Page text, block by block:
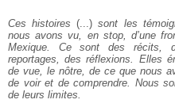
Ces histoires (...)sont les
nous avons vu, en stop, d’une
Mexique. Ce sont des récits,
reportages, des réflexions. Elles
de vue, le nôtre, de ce que nous
de voir et de comprendre. Nous
de leurs limites.